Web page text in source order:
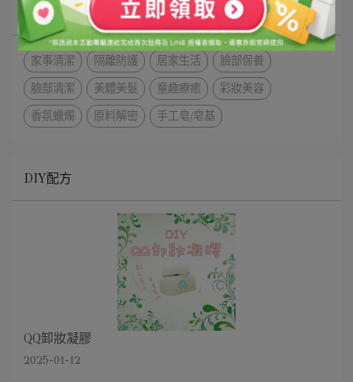
文章分類
家事清潔 隔離防護 居家生活
臉部保養
臉部清潔
美體美髮 童趣療癒
彩妝美容
香氛蠟燭
原料解密 手工皂/皂基
DIY配方
QQ卸妝凝膠
2025-01-12